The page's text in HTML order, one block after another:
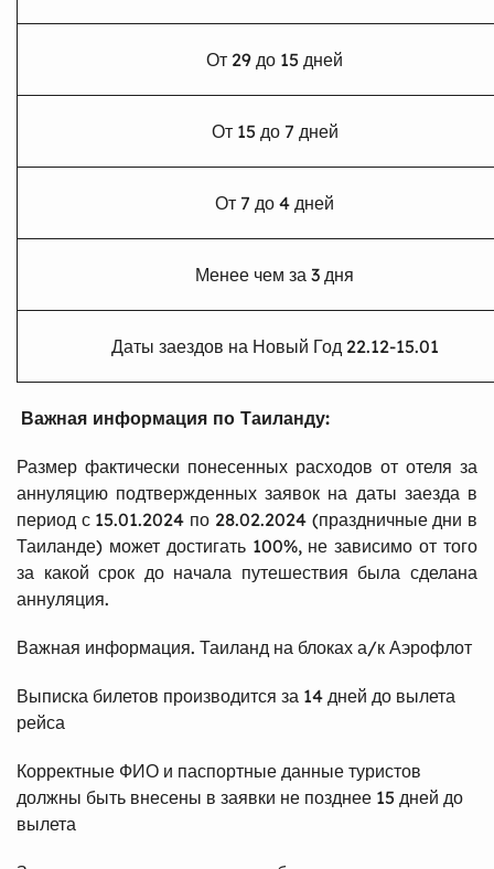
От 29 до 15 дней
От 15 до 7 дней
От 7 до 4 дней
Менее чем за 3 дня
Даты заездов на Новый Год 22.12-15.01
Важная информация по Таиланду:
Размер фактически понесенных расходов от отеля за
аннуляцию подтвержденных заявок на даты заезда в
период с 15.01.2024 по 28.02.2024 (праздничные дни в
Таиланде) может достигать 100%, не зависимо от того
за какой срок до начала путешествия была сделана
аннуляция.
Важная информация. Таиланд на блоках а/к Аэрофлот
Выписка билетов производится за 14 дней до вылета
рейса
Корректные ФИО и паспортные данные туристов
должны быть внесены в заявки не позднее 15 дней до
вылета